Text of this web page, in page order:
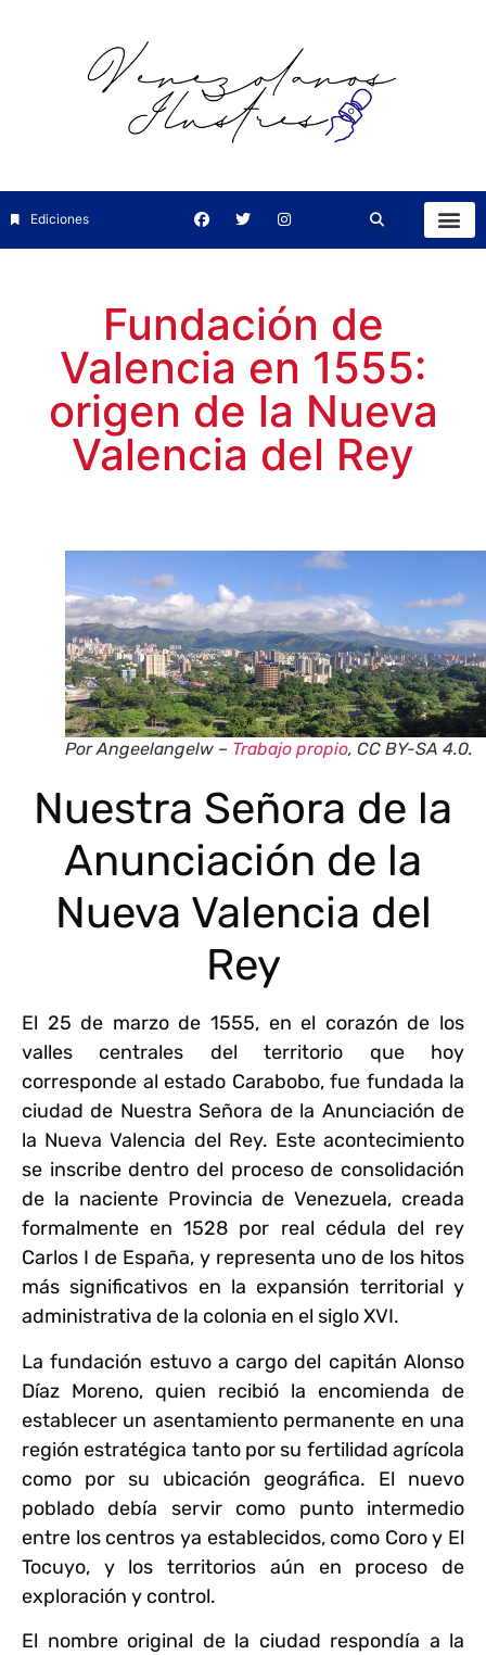
Ediciones
Fundación de
Valencia en 1555:
origen de la Nueva
Valencia del Rey
Por Angeelangelw – Trabajo propio, CC BY-SA 4.0.
Nuestra Señora de la
Anunciación de la
Nueva Valencia del
Rey
El 25 de marzo de 1555, en el corazón de los
valles centrales del territorio que hoy
corresponde al estado Carabobo, fue fundada la
ciudad de Nuestra Señora de la Anunciación de
la Nueva Valencia del Rey. Este acontecimiento
se inscribe dentro del proceso de consolidación
de la naciente Provincia de Venezuela, creada
formalmente en 1528 por real cédula del rey
Carlos I de España, y representa uno de los hitos
más significativos en la expansión territorial y
administrativa de la colonia en el siglo XVI.
La fundación estuvo a cargo del capitán Alonso
Díaz Moreno, quien recibió la encomienda de
establecer un asentamiento permanente en una
región estratégica tanto por su fertilidad agrícola
como por su ubicación geográfica. El nuevo
poblado debía servir como punto intermedio
entre los centros ya establecidos, como Coro y El
Tocuyo, y los territorios aún en proceso de
exploración y control.
El nombre original de la ciudad respondía a la